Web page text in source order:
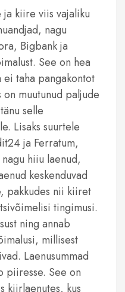
ja kiire viis vajaliku
nagu
Bigbank ja
See on hea
taha pangakontot
on muutunud paljude
selle
Lisaks suurtele
ja Ferratum,
hiiu laenud,
keskenduvad
pakkudes nii kiiret
tingimusi.
ning annab
millisest
Laenusummad
piiresse. See on
kiirlaenutes, kus